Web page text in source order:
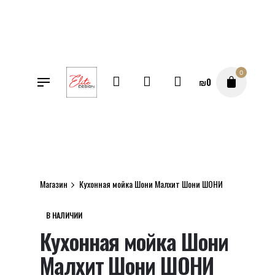
₪0
0
Магазин Кухонная мойка Шони Малхит Шони ШОНИ
В НАЛИЧИИ
Кухонная мойка Шони
Малхит Шони ШОНИ